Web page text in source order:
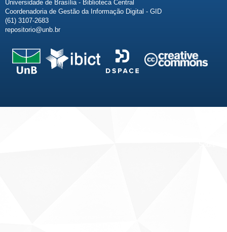
Universidade de Brasília - Biblioteca Central
Coordenadoria de Gestão da Informação Digital - GID
(61) 3107-2683
repositorio@unb.br